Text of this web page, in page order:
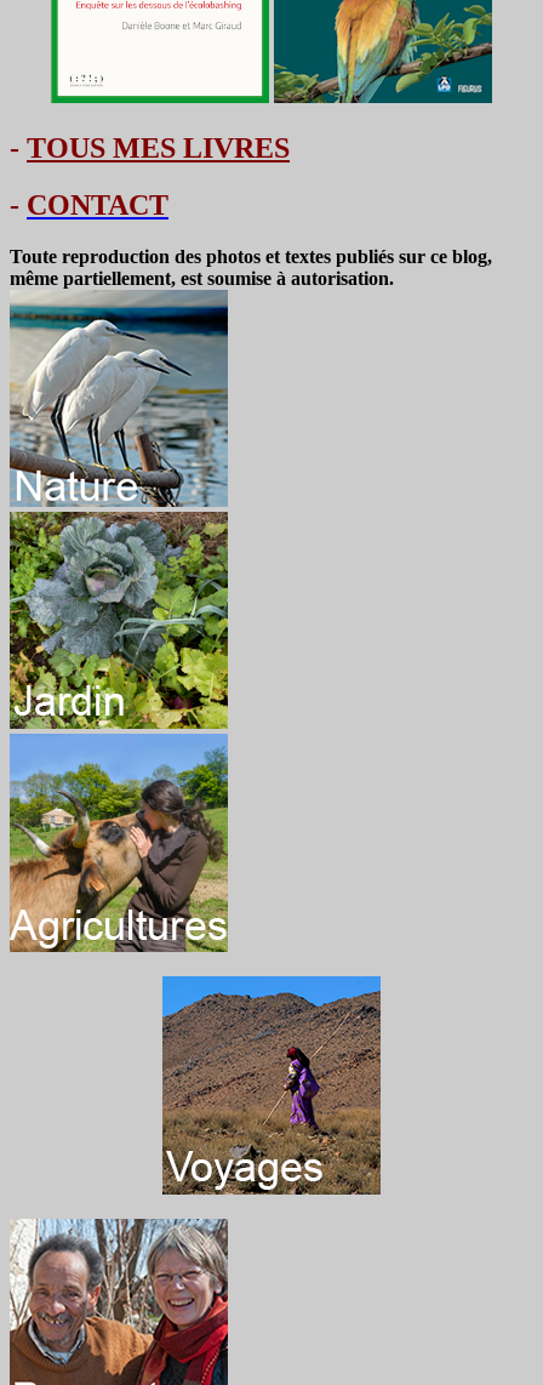
- TOUS MES LIVRES
- CONTACT
Toute reproduction des photos et textes publiés sur ce blog,
même partiellement, est soumise à autorisation.